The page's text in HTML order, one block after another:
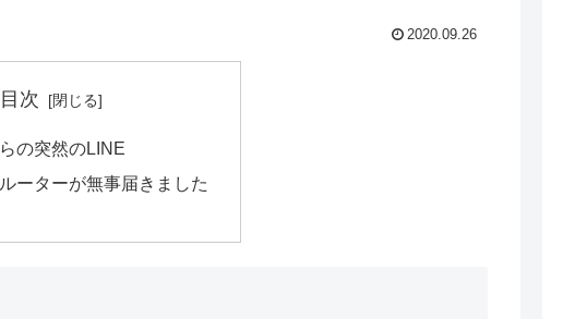
2020.09.26
目次
の突然のLINE
ーターが無事届きました